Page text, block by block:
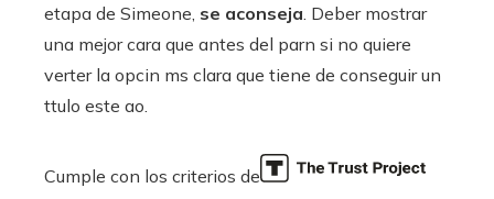
etapa de Simeone, se aconseja. Deber mostrar
una mejor cara que antes del parn si no quiere
verter la opcin ms clara que tiene de conseguir un
ttulo este ao.
Cumple con los criterios de